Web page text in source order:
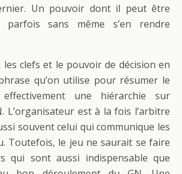
Un pouvoir dont il peut être
parfois sans même s’en rendre
les clefs et le pouvoir de décision en
qu’on utilise pour résumer le
une hiérarchie sur
L’organisateur est à la fois l’arbitre
souvent celui qui communique les
Toutefois, le jeu ne saurait se faire
qui sont aussi indispensable que